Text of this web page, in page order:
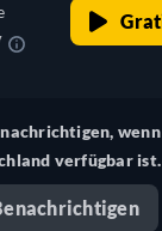
verfügbar ist.